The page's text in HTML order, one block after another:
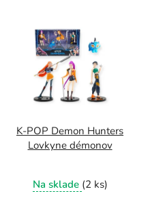
K-POP Demon Hunters
Lovkyne démonov
Na sklade (2 ks)